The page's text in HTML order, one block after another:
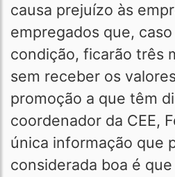
causa prejuízo às
empregados que,
condição, ficarão três
sem receber os
promoção a que têm
coordenador da CEE,
única informação que
considerada boa é